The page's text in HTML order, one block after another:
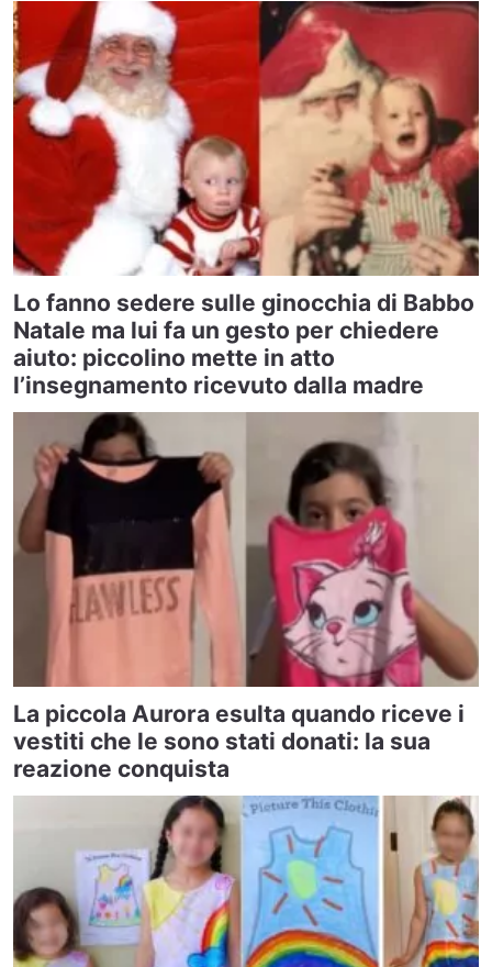
Lo fanno sedere sulle ginocchia di Babbo
Natale ma lui fa un gesto per chiedere
aiuto: piccolino mette in atto
l’insegnamento ricevuto dalla madre
La piccola Aurora esulta quando riceve i
vestiti che le sono stati donati: la sua
reazione conquista